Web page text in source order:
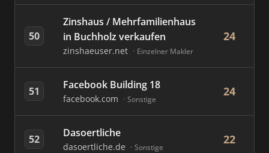
50
Zinshaus / Mehrfamilienhaus
in Buchholz verkaufen
zinshaeuser.net Einzelner Makler
24
51 Facebook Building 18
facebook.com Sonstige
24
52 Dasoertliche
dasoertliche.de Sonstige
22